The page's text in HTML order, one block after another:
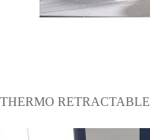
THERMO RETRACTABLE